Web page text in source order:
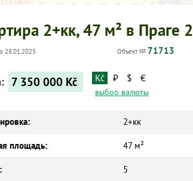
2+кк, 47 м² в Праге 2
28.01.2025 Объект № 71713
7 350 000 Kč Kč ₽ $ €
выбор валюты
2+кк
площадь: 47 м²
5